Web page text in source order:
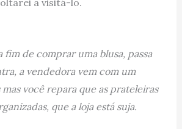
a visitá-lo.
fim de comprar uma blusa, passa
a vendedora vem com um
você repara que as prateleiras
que a loja está suja.